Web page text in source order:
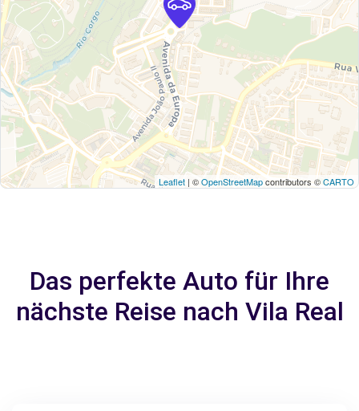
Leaflet | ©OpenStreetMapcontributors ©CARTO
Das perfekte Auto für Ihre
nächste Reise nach Vila Real